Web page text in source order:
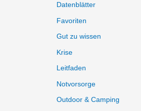
Datenblätter
Favoriten
Gut zu wissen
Krise
Leitfaden
Notvorsorge
Outdoor & Camping